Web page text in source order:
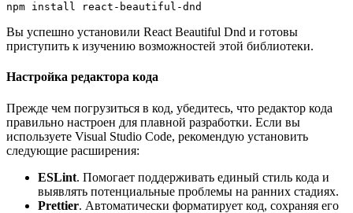
npm install react-beautiful-dnd
Вы успешно установили React Beautiful Dnd и готовы
приступить к изучению возможностей этой библиотеки.
Настройка редактора кода
Прежде чем погрузиться в код, убедитесь, что редактор кода
правильно настроен для плавной разработки. Если вы
используете Visual Studio Code, рекомендую установить
следующие расширения:
ESLint. Помогает поддерживать единый стиль кода и
выявлять потенциальные проблемы на ранних стадиях.
Prettier. Автоматически форматирует код, сохраняя его